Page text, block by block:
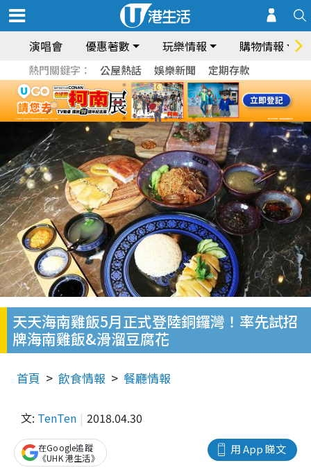
演唱會 優惠著數 玩樂情報 購物情報
熱門關鍵字： 公屋熱話 娛樂新聞 定期存款
天天海南雞飯5月正式登陸銅鑼灣！率先試招
牌海南雞飯&滑溜豆腐花
首頁 飲食情報 餐廳情報
文: TenTen 2018.04.30
用 App 睇文
在Google追蹤
《UHK 港生活》